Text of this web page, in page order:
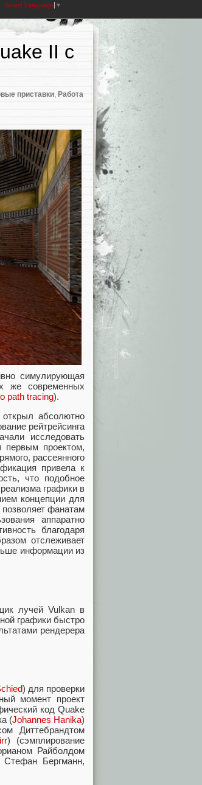
Select Language ▼
II с
приставки, Работа
симулирующая
же современных
path tracing).
абсолютно
рейтрейсинга
исследовать
первым проектом,
рассеянного
привела к
что подобное
графики в
концепции для
фанатам
аппаратно
благодаря
отслеживает
информации из
лучей Vulkan в
графики быстро
рендерера
) для проверки
момент проект
код Quake
(Johannes Hanika)
Диттебрандтом
) (сэмплирование
Райболдом
Стефан Бергманн,